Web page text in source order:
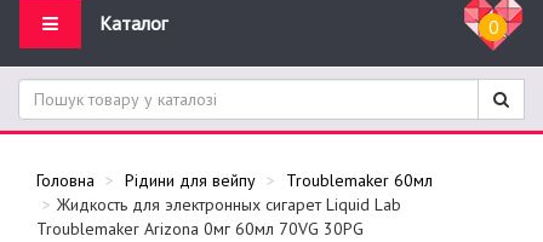
Каталог 0
Головна Рідини для вейпу
Troublemaker 60мл
Жидкость для электронных сигарет Liquid Lab
Troublemaker Arizona 0мг 60мл 70VG 30PG